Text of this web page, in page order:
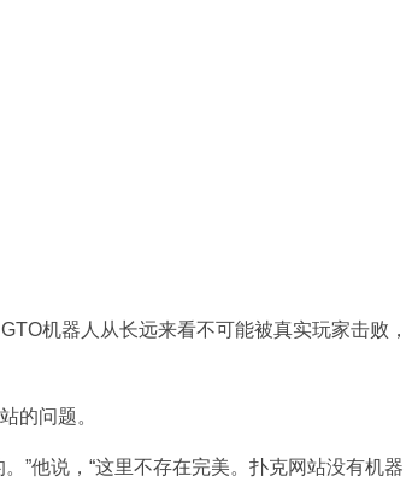
机器人从长远来看不可能被真实玩家击败，
的问题。
”他说，“这里不存在完美。扑克网站没有机器